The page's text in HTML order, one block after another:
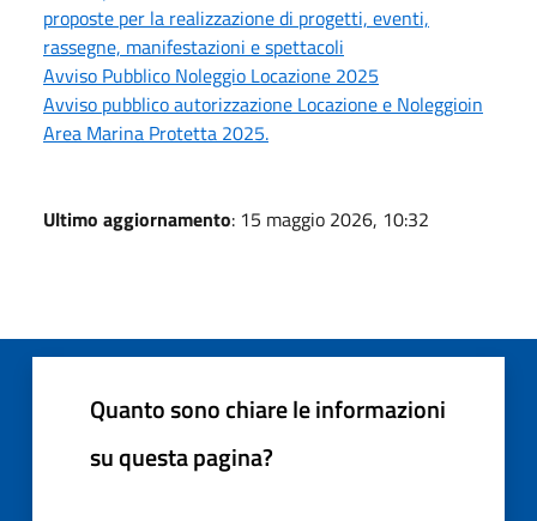
proposte per la realizzazione di progetti, eventi,
rassegne, manifestazioni e spettacoli
Avviso Pubblico Noleggio Locazione 2025
Avviso pubblico autorizzazione Locazione e Noleggioin
Area Marina Protetta 2025.
Ultimo aggiornamento: 15 maggio 2026, 10:32
Quanto sono chiare le informazioni
su questa pagina?